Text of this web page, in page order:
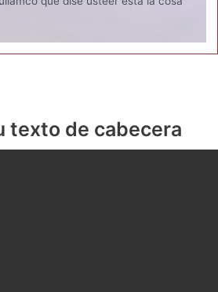
texto de cabecera